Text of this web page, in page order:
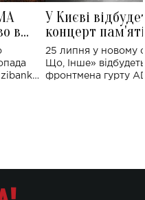
в
У Києві
концерт
Клименка:
виконають
25 липня у новому
Що, Інше»
фронтмена гурту